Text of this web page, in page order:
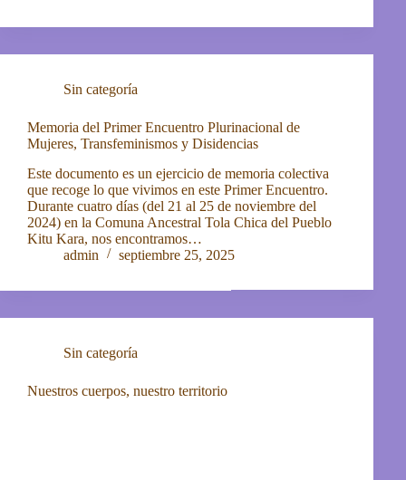
Sin categoría
Memoria del Primer Encuentro Plurinacional de
Mujeres, Transfeminismos y Disidencias
Este documento es un ejercicio de memoria colectiva
que recoge lo que vivimos en este Primer Encuentro.
Durante cuatro días (del 21 al 25 de noviembre del
2024) en la Comuna Ancestral Tola Chica del Pueblo
Kitu Kara, nos encontramos…
admin
septiembre 25, 2025
Sin categoría
Nuestros cuerpos, nuestro territorio